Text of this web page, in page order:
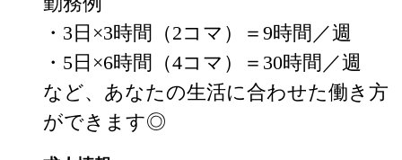
・3日×3時間（2コマ）＝9時間／週
・5日×6時間（4コマ）＝30時間／週
など、あなたの生活に合わせた働き方
ができます◎